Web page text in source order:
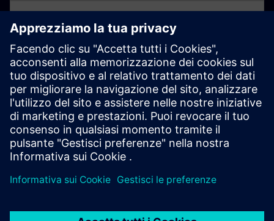
fisico a un livello superiore con due nuove funzionalità